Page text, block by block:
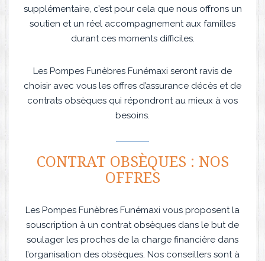
supplémentaire, c’est pour cela que nous offrons un
soutien et un réel accompagnement aux familles
durant ces moments difficiles.
Les Pompes Funèbres Funémaxi seront ravis de
choisir avec vous les offres d’assurance décès et de
contrats obsèques qui répondront au mieux à vos
besoins.
CONTRAT OBSÈQUES : NOS
OFFRES
Les Pompes Funèbres Funémaxi vous proposent la
souscription à un contrat obsèques dans le but de
soulager les proches de la charge financière dans
l’organisation des obsèques. Nos conseillers sont à